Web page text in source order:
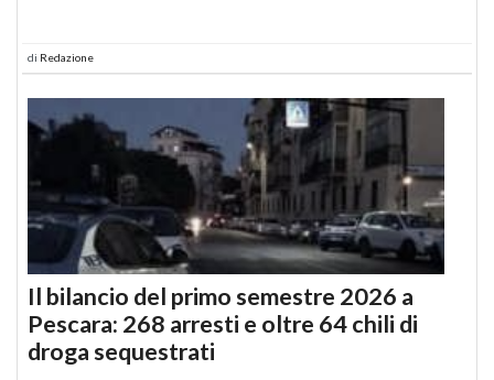
di Redazione
Il bilancio del primo semestre 2026 a
Pescara: 268 arresti e oltre 64 chili di
droga sequestrati